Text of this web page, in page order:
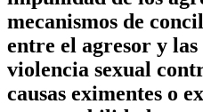
mecanismos de
entre el agresor y
violencia sexual
causas eximentes o